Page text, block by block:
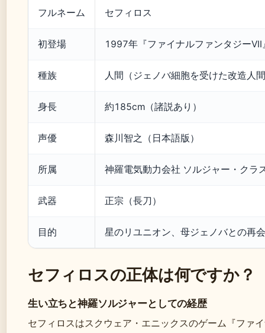
フルネーム セフィロス
初登場 1997年『ファイナルファンタジーVII
種族 人間（ジェノバ細胞を受けた改造人
身長 約185cm（諸説あり）
声優 森川智之（日本語版）
所属 神羅電気動力会社 ソルジャー・クラ
武器 正宗（長刀）
目的 星のリユニオン、母ジェノバとの再会
セフィロスの正体は何ですか？
生い立ちと神羅ソルジャーとしての経歴
セフィロスはスクウェア・エニックスのゲーム『ファ